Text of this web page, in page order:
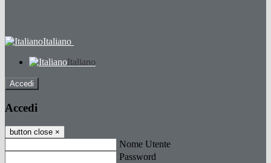
Italiano
Italiano
Accedi
Accedi
button close ×
Nome Utente
Password